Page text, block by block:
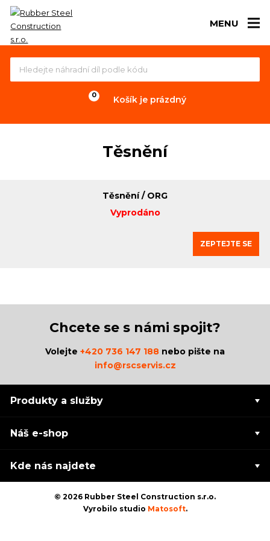
MENU
Košík je prázdný
Těsnění
Těsnění / ORG
Vyprodáno
ZEPTEJTE SE
Chcete se s námi spojit?
Volejte +420 736 147 188 nebo pište na
info@rscservis.cz
Produkty a služby
Náš e-shop
Kde nás najdete
© 2026 Rubber Steel Construction s.r.o.
Vyrobilo studio Matosoft.